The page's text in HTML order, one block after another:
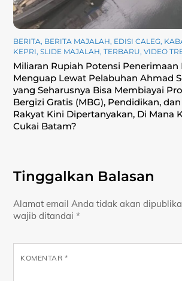
BERITA, BERITA MAJALAH, EDISI CALEG,
KEPRI,SLIDE MAJALAH,TERBARU,VIDEO
Miliaran Rupiah Potensi Penerimaan
Menguap Lewat Pelabuhan Ahmad
yang Seharusnya Bisa Membiayai
Bergizi Gratis (MBG), Pendidikan,
Rakyat Kini Dipertanyakan, Di Mana
Cukai Batam?
Tinggalkan Balasan
Alamat email Anda tidak akan
wajib ditandai*
KOMENTAR *